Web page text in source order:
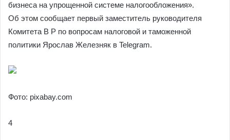
бизнеса на упрощенной системе налогообложения».
Об этом сообщает первый заместитель руководителя
Комитета В Р по вопросам налоговой и таможенной
политики Ярослав Железняк в Telegram.
Фото: pixabay.com
4